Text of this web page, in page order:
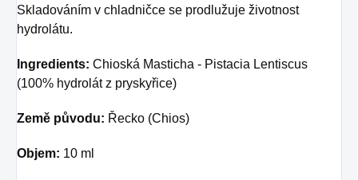
Skladováním v chladničce se prodlužuje životnost
hydrolátu.
Ingredients: Chioská Masticha - Pistacia Lentiscus
(100% hydrolát z pryskyřice)
Země původu: Řecko (Chios)
Objem: 10 ml